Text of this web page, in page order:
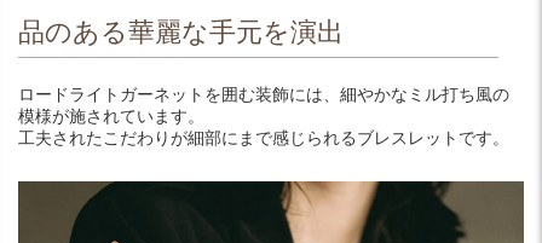
品のある華麗な手元を演出
ロードライトガーネットを囲む装飾には、細やかなミル打ち風の
模様が施されています。
工夫されたこだわりが細部にまで感じられるブレスレットです。